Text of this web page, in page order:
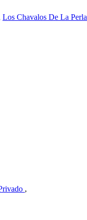
Los Chavalos De La Perla
,